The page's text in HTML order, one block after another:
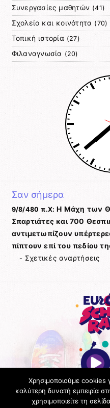
Συνεργασίες μαθητών (41)
Σχολείο και κοινότητα (70)
Τοπική ιστορία (27)
Φιλαναγνωσία (20)
Σαν σήμερα
9/8/480 π.Χ: Η Μάχη των
Σπαρτιάτες και 700
αντιμετωπίζουν
πίπτουν επί του πεδίου
- Σχετικές αναρτήσεις
Χρησιμοποιούμε cookies
καλύτερη δυνατή εμπειρία
χρησιμοποιείτε τη